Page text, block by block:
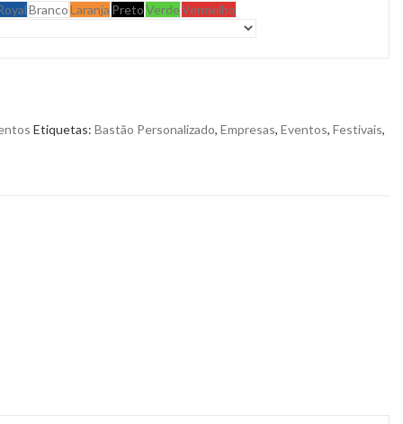
BrancoLaranja PretoVerdeVermelho
Etiquetas: Bastão Personalizado, Empresas, Eventos, Festivais,